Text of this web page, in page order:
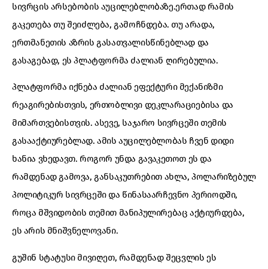
სივრცის არსებობის აუცილებლობაზე.ერთად რამის
გაკეთება თუ შეიძლება, გამოჩნდება. თუ არადა,
ერთმანეთის აზრის გასათვალისწინებლად და
გასაგებად, ეს პლატფორმა ძალიან ღირებულია.
პლატფორმა იქნება ძალიან ეფექტური მექანიზმი
რეაგირებისთვის, ერთობლივი დეკლარაციებისა და
მიმართვებისთვის. ასევე, საჯარო სივრცეში თემის
გასააქტიურებლად. ამის აუცილებლობას ჩვენ დიდი
ხანია ვხედავთ. როგორ უნდა გავაკეთოთ ეს და
რამდენად გამოვა, განსაკუთრებით ახლა, პოლარიზებულ
პოლიტიკურ სივრცეში და წინასაარჩევნო პერიოდში,
როცა მშვიდობის თემით მანიპულირებაც აქტიურდება,
ეს არის მნიშვნელოვანი.
გუშინ სტატუსი მივიღეთ, რამდენად შეცვლის ეს